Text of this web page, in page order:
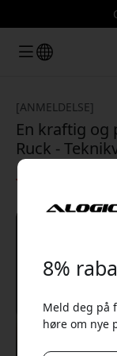
[ANMELDELSE]
En kraftig og
Ruck -
8%
Meld deg på
høre om nye